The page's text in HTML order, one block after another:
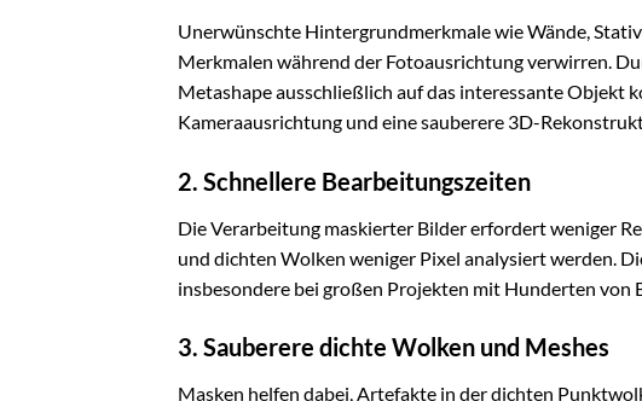
Unerwünschte Hintergrundmerkmale wie Wände,
Merkmalen während der Fotoausrichtung verwirren.
Metashape ausschließlich auf das interessante Objekt
Kameraausrichtung und eine sauberere 3D-
2. Schnellere Bearbeitungszeiten
Die Verarbeitung maskierter Bilder erfordert weniger
und dichten Wolken weniger Pixel analysiert werden.
insbesondere bei großen Projekten mit Hunderten von
3. Sauberere dichte Wolken und Meshes
Masken helfen dabei, Artefakte in der dichten